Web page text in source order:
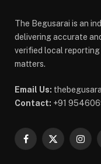
The Begusarai is an
delivering accurate
verified local
matters.
Email Us:
Contact: +91
Facebook
X